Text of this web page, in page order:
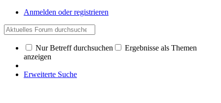
Anmelden oder registrieren
Nur Betreff durchsuchen
Ergebnisse als Themen
anzeigen
Erweiterte Suche